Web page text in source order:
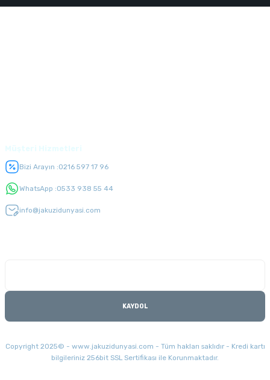
Bizi Arayın :0216 597 17 96
WhatsApp :0533 938 55 44
info@jakuzidunyasi.com
KAYDOL
Copyright 2025© - www.jakuzidunyasi.com - Tüm hakları saklıdır - Kredi kartı
bilgileriniz 256bit SSL Sertifikası ile Korunmaktadır.